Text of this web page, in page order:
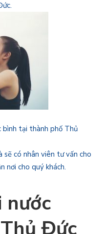
bình tại thành phố Thủ
sẽ có nhân viên tư vấn cho
nơi cho quý khách.
nước
Đức